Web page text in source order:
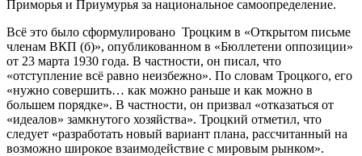
Приморья и Приумурья за национальное самоопределение.
Всё это было сформулировано Троцким в «Открытом письме
членам ВКП (б)», опубликованном в «Бюллетени оппозиции»
от 23 марта 1930 года. В частности, он писал, что
«отступление всё равно неизбежно». По словам Троцкого, его
«нужно совершить… как можно раньше и как можно в
большем порядке». В частности, он призвал «отказаться от
«идеалов» замкнутого хозяйства». Троцкий отметил, что
следует «разработать новый вариант плана, рассчитанный на
возможно широкое взаимодействие с мировым рынком».